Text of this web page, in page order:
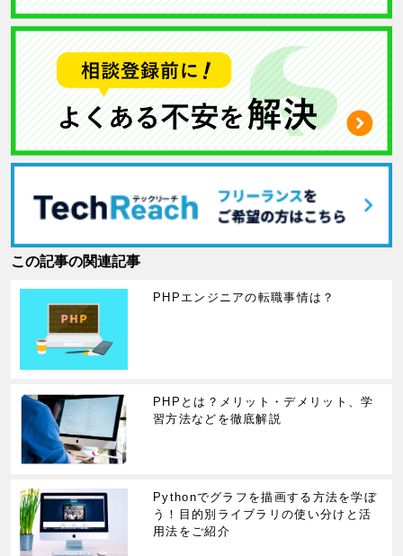
この記事の関連記事
PHPエンジニアの転職事情は？
PHPとは？メリット・デメリット、学
習方法などを徹底解説
Pythonでグラフを描画する方法を学ぼ
う！目的別ライブラリの使い分けと活
用法をご紹介